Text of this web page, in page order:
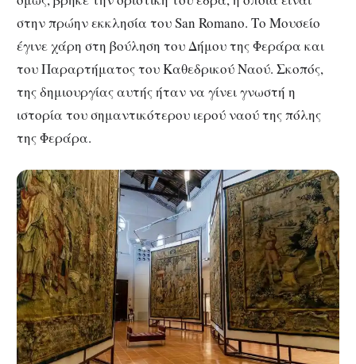
στην πρώην εκκλησία του San Romano. Το Μουσείο
έγινε χάρη στη βούληση του Δήμου της Φεράρα και
του Παραρτήματος του Καθεδρικού Ναού. Σκοπός,
της δημιουργίας αυτής ήταν να γίνει γνωστή η
ιστορία του σημαντικότερου ιερού ναού της πόλης
της Φεράρα.